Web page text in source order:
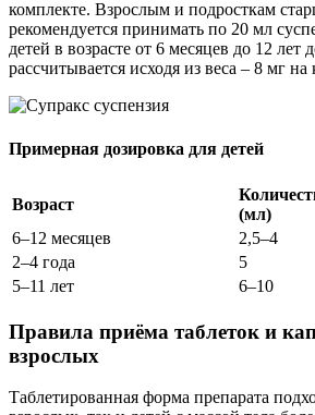
комплекте. Взрослым и подросткам
рекомендуется принимать по 20 мл
детей в возрасте от 6 месяцев до 12 лет
рассчитывается исходя из веса – 8 мг
Примерная дозировка для детей
Возраст
(мл)
6–12 месяцев
2,5–4
2–4 года
5
5–11 лет
6–10
Правила приёма таблеток и
взрослых
Таблетированная форма препарата